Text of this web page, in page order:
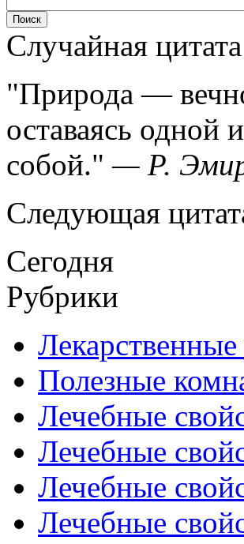
Случайная цитата
Природа —
оставаясь одной
собой.
— Р.
Следующая
Сегодня
Рубрики
Лекарственные
Полезные
Лечебные
Лечебные
Лечебные
Лечебные